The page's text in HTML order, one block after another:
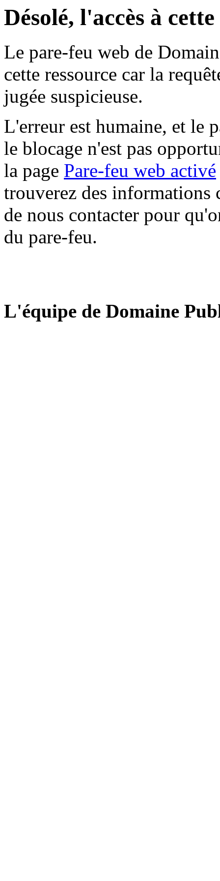
Désolé, l'accès à
Le pare-feu web de
cette ressource car la
jugée suspicieuse.
L'erreur est humaine, et le
le blocage n'est pas
la page Pare-feu web activé
trouverez des informations
de nous contacter pour
du pare-feu.
L'équipe de Domaine